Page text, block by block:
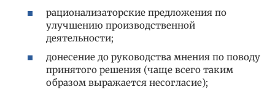
рационализаторские предложения по
улучшению производственной
деятельности;
донесение до руководства мнения по поводу
принятого решения (чаще всего таким
образом выражается несогласие);